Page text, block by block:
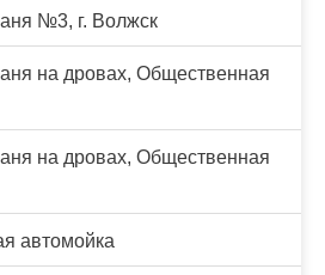
№3, г. Волжск
на дровах, Общественная
на дровах, Общественная
автомойка